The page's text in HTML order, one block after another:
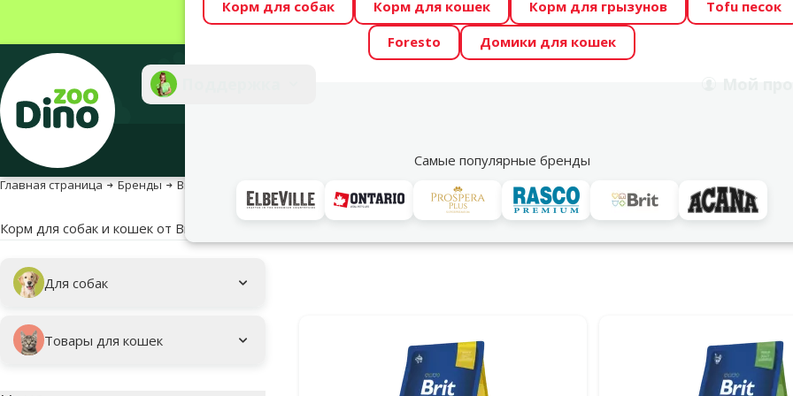
Весь месяц Dino Zoo предлагает отличные цены на ТОП-овые корма! 🍖
Фотоконкурс “GADA ŪSAIŅI”! Возможно Твой питомец станет звездой
Корм для собак Корм для кошек Корм для грызунов
Tofu песок
Foresto
Домики для кошек
Самые популярные бренды
Акции
Главная страница Бренды Brit Premium by Nature – корм для собак и кошек
Brit Premium by Nature
Корм для собак и кошек от Brit Premium by Nature – полноценный и сбалансированный корм премиум-класса для здоровья
Подкатегория
Для собак
Товары для кошек